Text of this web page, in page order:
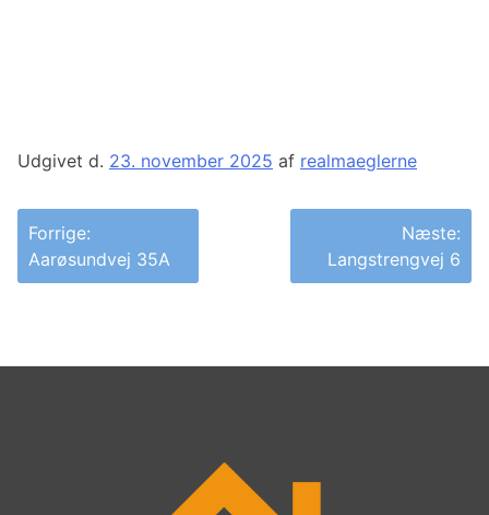
Udgivet d. 23. november 2025 af realmaeglerne
Indlægsnavigation
Forrige:
Aarøsundvej 35A
Næste:
Langstrengvej 6